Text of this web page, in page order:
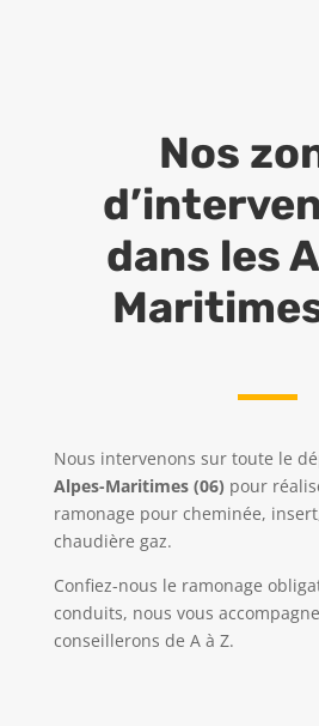
Nos
dans les
Nous intervenons sur toute le
Alpes-Maritimes (06) pour
ramonage pour cheminée,
chaudière gaz.
Confiez-nous le ramonage
conduits, nous vous
conseillerons de A à Z.